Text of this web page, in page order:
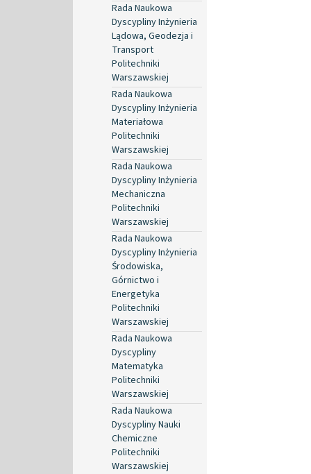
Rada Naukowa
Dyscypliny Inżynieria
Lądowa, Geodezja i
Transport
Politechniki
Warszawskiej
Rada Naukowa
Dyscypliny Inżynieria
Materiałowa
Politechniki
Warszawskiej
Rada Naukowa
Dyscypliny Inżynieria
Mechaniczna
Politechniki
Warszawskiej
Rada Naukowa
Dyscypliny Inżynieria
Środowiska,
Górnictwo i
Energetyka
Politechniki
Warszawskiej
Rada Naukowa
Dyscypliny
Matematyka
Politechniki
Warszawskiej
Rada Naukowa
Dyscypliny Nauki
Chemiczne
Politechniki
Warszawskiej